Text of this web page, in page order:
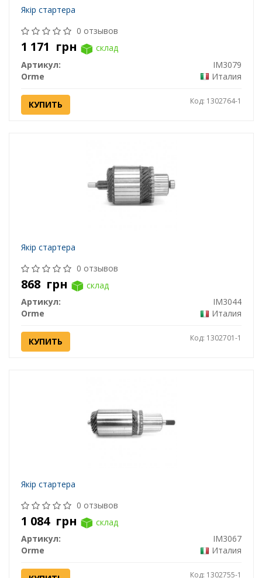
Якір стартера
0 отзывов
1 171 грн
склад
Артикул:
IM3079
Orme
Италия
КУПИТЬ Код: 1302764-1
Якір стартера
0 отзывов
868 грн
склад
Артикул:
IM3044
Orme
Италия
КУПИТЬ Код: 1302701-1
Якір стартера
0 отзывов
1 084 грн
склад
Артикул:
IM3067
Orme
Италия
Код: 1302755-1